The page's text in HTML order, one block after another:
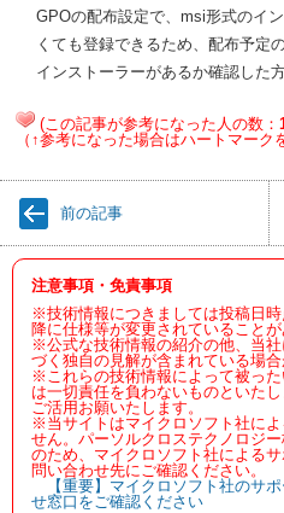
GPOの配布設定で、msi形式のイ
くても登録できるため、配布予定
インストーラーがあるか確認した
(この記事が参考になった人の数：
（↑参考になった場合はハートマーク
前の記事
注意事項・免責事項
※技術情報につきましては投稿日
降に仕様等が変更されていること
※公式な技術情報の紹介の他、当
づく独自の見解が含まれている場合
※これらの技術情報によって被っ
は一切責任を負わないものといた
ご活用お願いたします。
※当サイトはマイクロソフト社に
せん。パーソルクロステクノロジ
のため、マイクロソフト社による
問い合わせ先にご確認ください。
【重要】マイクロソフト社のサ
せ窓口をご確認ください